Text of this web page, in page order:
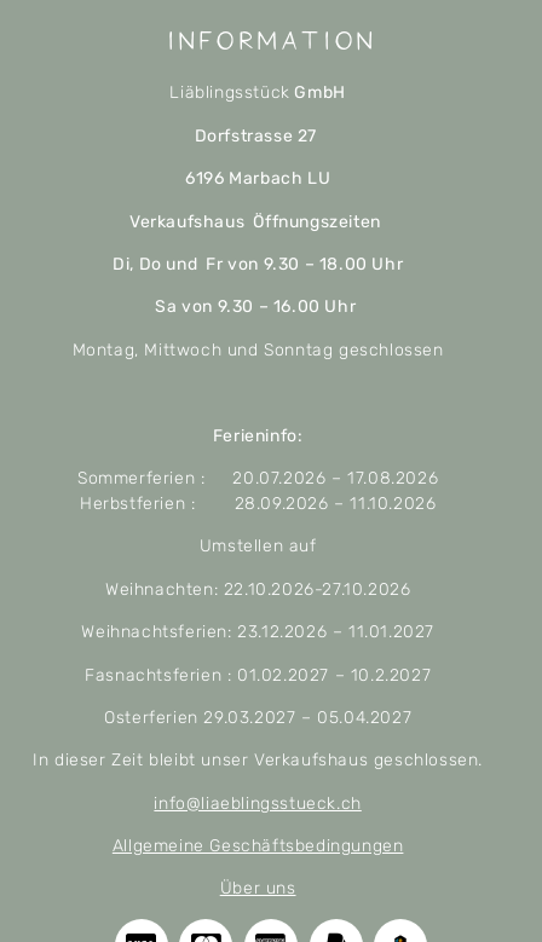
Information
Liäblingsstück GmbH
Dorfstrasse 27
6196 Marbach LU
Verkaufshaus Öffnungszeiten
Di, Do und Fr von 9.30 – 18.00 Uhr
Sa von 9.30 – 16.00 Uhr
Montag, Mittwoch und Sonntag geschlossen
Ferieninfo:
Sommerferien : 20.07.2026 – 17.08.2026
Herbstferien : 28.09.2026 – 11.10.2026
Umstellen auf
Weihnachten: 22.10.2026-27.10.2026
Weihnachtsferien: 23.12.2026 – 11.01.2027
Fasnachtsferien : 01.02.2027 – 10.2.2027
Osterferien 29.03.2027 – 05.04.2027
In dieser Zeit bleibt unser Verkaufshaus geschlossen.
info@liaeblingsstueck.ch
Allgemeine Geschäftsbedingungen
Über uns